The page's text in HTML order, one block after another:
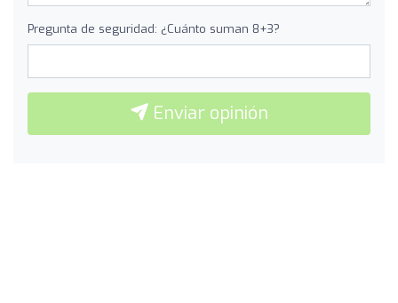
Pregunta de seguridad: ¿Cuánto suman 8+3?
Enviar opinión